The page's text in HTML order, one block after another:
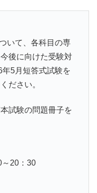
いて、各科目の専
後に向けた受験対
5月短答式試験を
ださい。
試験の問題冊子を
～20：30